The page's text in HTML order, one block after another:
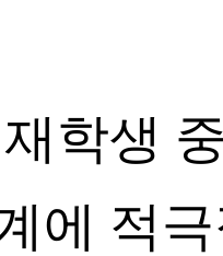
학생
에 적